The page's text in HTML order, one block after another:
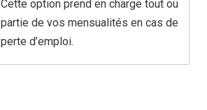
Cette option prend en charge tout ou
partie de vos mensualités en cas de
perte d’emploi.